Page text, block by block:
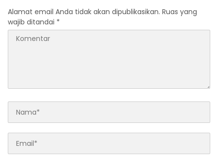
Alamat email Anda tidak akan dipublikasikan. Ruas yang
wajib ditandai *